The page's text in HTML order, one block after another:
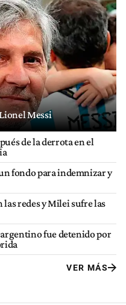
Messi
de la derrota en el
fondo para indemnizar y
redes y Milei sufre las
fue detenido por
VER MÁS